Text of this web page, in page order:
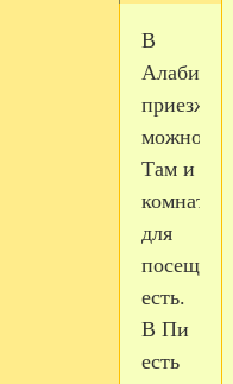
В
Алабино
можно.
Там и
комната
для
есть.
В Пи
есть